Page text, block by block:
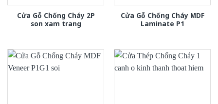
Cửa Gỗ Chống Cháy 2P
son xam trang
Cửa Gỗ Chống Cháy MDF
Laminate P1